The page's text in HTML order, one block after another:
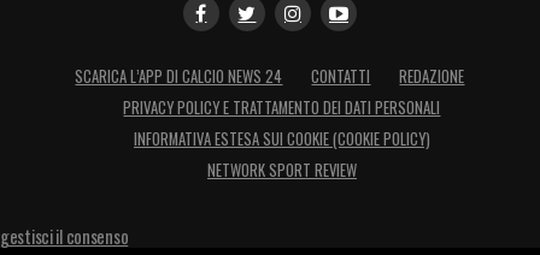
SCARICA L’APP DI CALCIO NEWS 24 CONTATTI
REDAZIONE
PRIVACY POLICY E TRATTAMENTO DEI DATI PERSONALI
INFORMATIVA ESTESA SUI COOKIE (COOKIE POLICY)
NETWORK SPORT REVIEW
gestisci il consenso